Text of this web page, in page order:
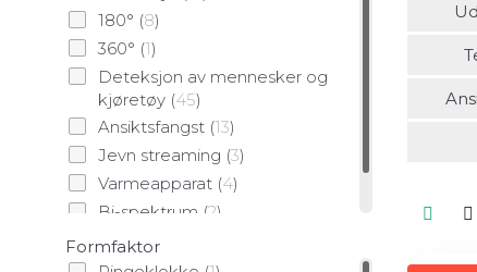
180° (8)
360° (1)
Deteksjon av mennesker og
kjøretøy (45)
Ansiktsfangst (13)
Jevn streaming (3)
Varmeapparat (4)
Bi-spektrum (2)
ATEX(1)
Formfaktor